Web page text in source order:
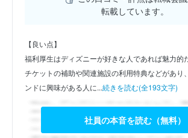
転載しています。
【良い点】
福利厚生はディズニーが好きな人であれば魅力的
チケットの補助や関連施設の利用特典などがあり
ンドに興味がある人に...続きを読む(全193文字)
社員の本音を読む（無料）